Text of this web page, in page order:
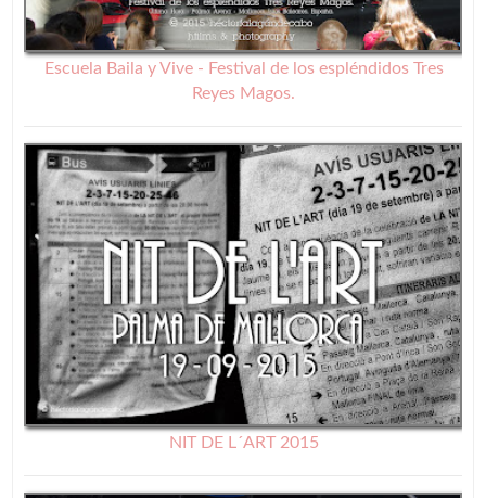
Escuela Baila y Vive - Festival de los espléndidos Tres
Reyes Magos.
NIT DE L´ART 2015